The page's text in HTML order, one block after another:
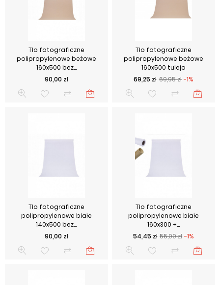
Tło fotograficzne
polipropylenowe beżowe
160x500 bez...
Cena
90,00 zł
Tło fotograficzne
polipropylenowe beżowe
160x500 tuleja
Cena podstawowa
69,95 zł -1%
Cena
69,25 zł
Tło fotograficzne
polipropylenowe białe
140x500 bez...
Cena
90,00 zł
Tło fotograficzne
polipropylenowe białe
160x300 +...
Cena podstawowa
55,00 zł -1%
Cena
54,45 zł